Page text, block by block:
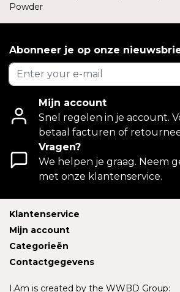
Powder
Abonneer je op onze
Mijn account
Snel regelen in je account.
betaal facturen of
Vragen?
We helpen je graag. Neem
met onze klantenservice.
Klantenservice
Mijn account
Categorieën
Contactgegevens
I.Am is created by the WWBD Group: